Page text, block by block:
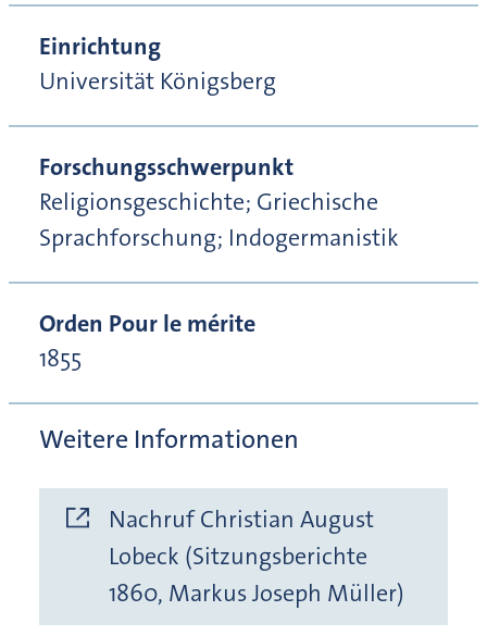
Einrichtung
Universität Königsberg
Forschungsschwerpunkt
Religionsgeschichte; Griechische
Sprachforschung; Indogermanistik
Orden Pour le mérite
1855
Weitere Informationen
Nachruf Christian August
Lobeck (Sitzungsberichte
1860, Markus Joseph Müller)